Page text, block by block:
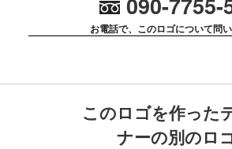
お電話で、このロゴについて問
このロゴを作った
ナーの別のロ